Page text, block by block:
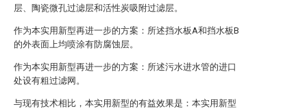
层、陶瓷微孔过滤层和活性炭吸附过滤层。
作为本实用新型再进一步的方案：所述挡水板A和挡水板B
的外表面上均喷涂有防腐蚀层。
作为本实用新型再进一步的方案：所述污水进水管的进口
处设有粗过滤网。
与现有技术相比，本实用新型的有益效果是：本实用新型